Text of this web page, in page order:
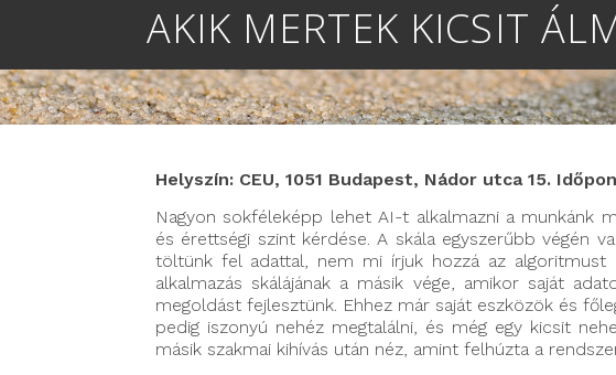
AKIK MERTEK KICSIT
Helyszín: CEU, 1051 Budapest, Nádor utca 15.
Nagyon sokféleképp lehet AI-t alkalmazni a munkánk
és érettségi szint kérdése. A skála egyszerűbb végén
töltünk fel adattal, nem mi írjuk hozzá az algoritmust
alkalmazás skálájának a másik vége, amikor saját
megoldást fejlesztünk. Ehhez már saját eszközök és
pedig iszonyú nehéz megtalálni, és még egy kicsit
másik szakmai kihívás után néz, amint felhúzta a